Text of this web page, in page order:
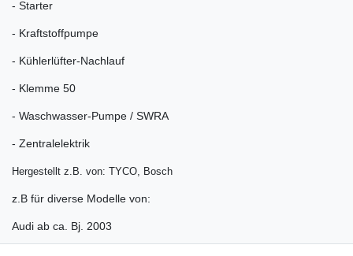
- Starter
- Kraftstoffpumpe
- Kühlerlüfter-Nachlauf
- Klemme 50
- Waschwasser-Pumpe / SWRA
- Zentralelektrik
Hergestellt z.B. von: TYCO, Bosch
z.B für diverse Modelle von:
Audi ab ca. Bj. 2003